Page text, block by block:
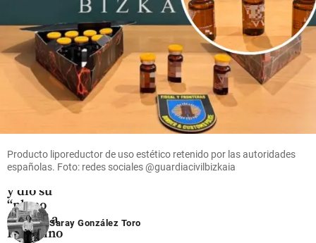
share
Fútbol
superar
su crisis
con
disculpas
y dio su
“pleno
apoyo” a
Infantino
Producto liporeductor de uso estético retenido por las autoridades
españolas. Foto: redes sociales @guardiacivilbizkaia
Saray González Toro